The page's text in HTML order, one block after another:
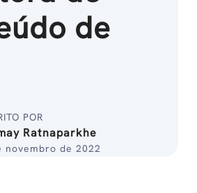
de
POR
Ratnaparkhe
novembro de 2022